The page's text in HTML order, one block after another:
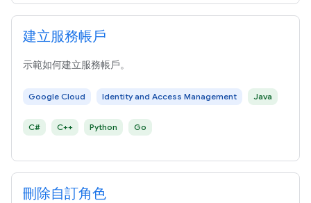
建立服務帳戶
示範如何建立服務帳戶。
Google Cloud Identity and Access Management Java
C# C++ Python Go
刪除自訂角色